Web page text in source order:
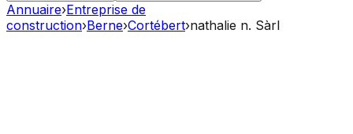
Annuaire›Entreprise de
construction›Berne›Cortébert›nathalie n. Sàrl